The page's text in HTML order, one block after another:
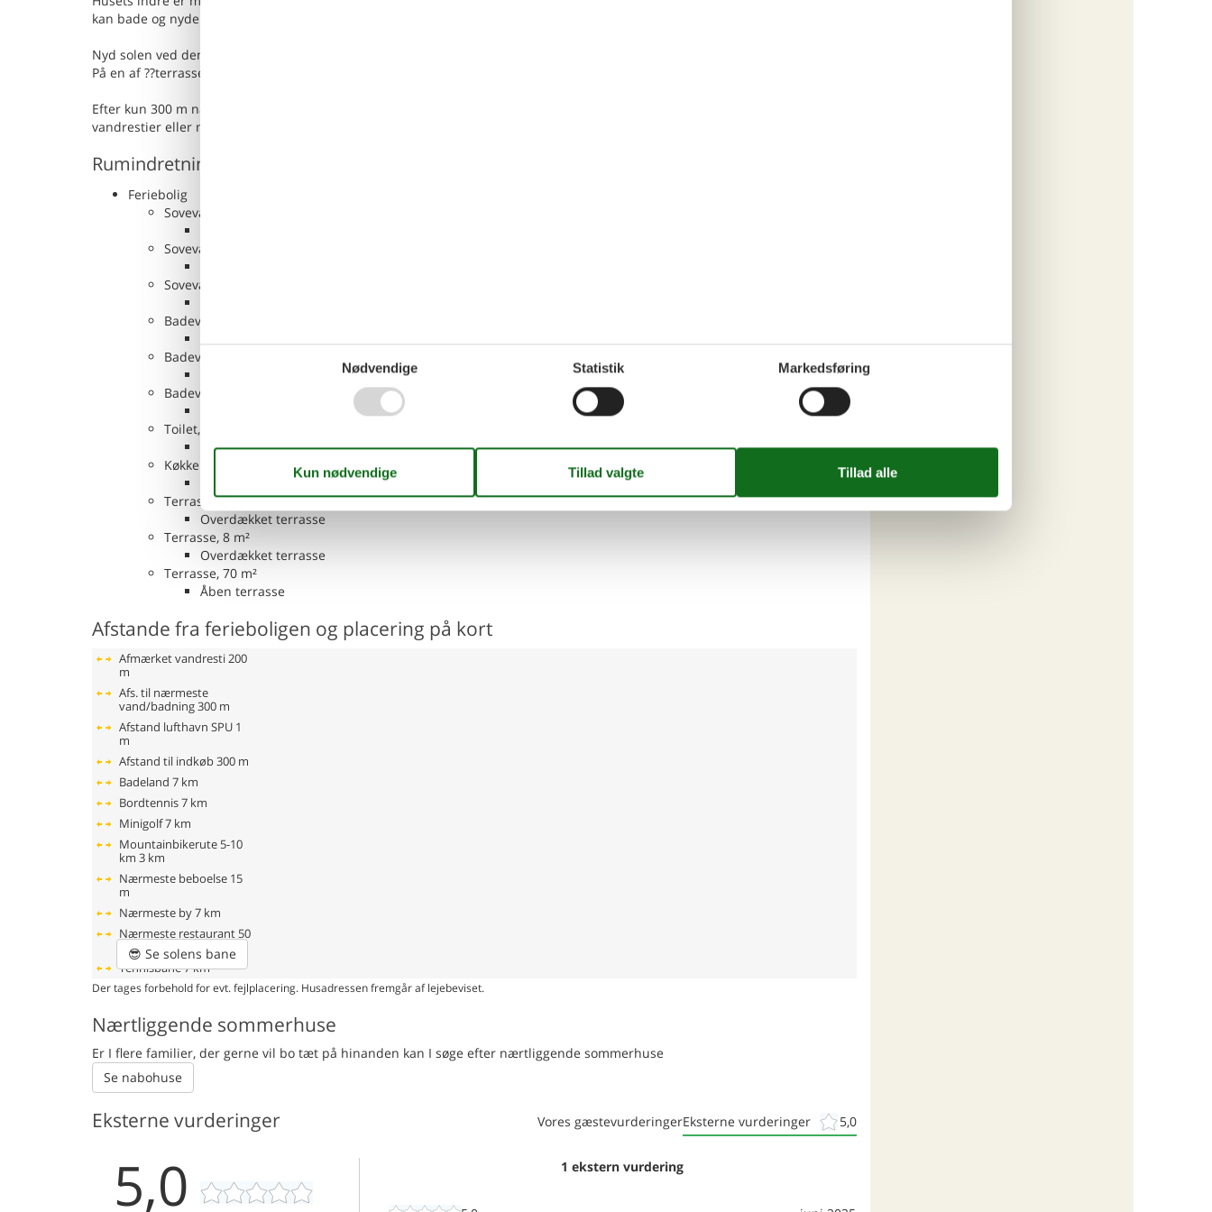
kan bade og nyde udsigten over havet på samme tid.
Nyd solen ved den smukke udendørs pool med en god bog og en kølig drink på liggestolene, og lad hverdagen være bag jer.
På en af ??terrasserne kan I afslutte dagen med en lækker middag fra murstenens grill.
Efter kun 300 m når I den smukke stenstrand og det krystalblå hav. Aktive feriegæster kan udforske området på afmærkede
vandrestier eller mountainbike-stier. Butikker og en restaurant er inden for gåafstand.
Rumindretning
Feriebolig
Soveværelse, 12 m², 2 personer
Soveværelse, 12 m², 2 personer
Soveværelse, 28 m², 2 personer
Badeværelse, 4 m²
Badeværelse, 4 m²
WC. Varmt og koldt vand, Bruser
Badeværelse, 5 m²
WC. Varmt og koldt vand, Bruser
Toilet, 3 m²
WC. Varmt og koldt vand
Køkken-alrum, 40 m², 2 personer
Sofa, madras eller lignende
Terrasse, 8 m²
Overdækket terrasse
Terrasse, 8 m²
Overdækket terrasse
Terrasse, 70 m²
Åben terrasse
Afstande fra ferieboligen og placering på kort
Afmærket vandresti200
m
Afs. til nærmeste
vand/badning300 m
Afstand lufthavn SPU 1
m
Afstand til indkøb300 m
Badeland 7 km
Bordtennis7 km
Minigolf7 km
Mountainbikerute 5-10
km 3 km
Nærmeste beboelse 15
m
Nærmeste by7 km
Nærmeste restaurant 50
Tennisbane7 km
😎 Se solens bane
Der tages forbehold for evt. fejlplacering. Husadressen fremgår af lejebeviset.
Nærtliggende sommerhuse
Er I flere familier, der gerne vil bo tæt på hinanden kan I søge efter nærtliggende sommerhuse
Se nabohuse
Eksterne vurderinger Vores gæstevurderingerEksterne vurderinger 5,0
5,0 1 ekstern vurdering
Nødvendige Statistik Markedsføring